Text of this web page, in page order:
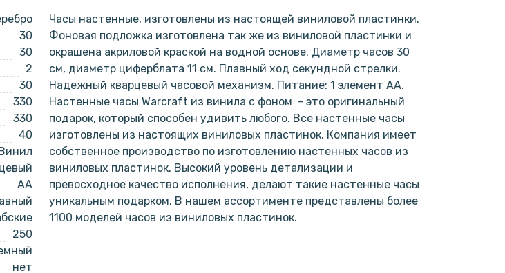
30
30
2
30
330
330
40
AA
250
нет
Часы настенные, изготовлены из настоящей виниловой пластинки.
Фоновая подложка изготовлена так же из виниловой пластинки и
окрашена акриловой краской на водной основе. Диаметр часов 30
см, диаметр циферблата 11 см. Плавный ход секундной стрелки.
Надежный кварцевый часовой механизм. Питание: 1 элемент АА.
Настенные часы Warcraft из винила с фоном - это оригинальный
подарок, который способен удивить любого. Все настенные часы
изготовлены из настоящих виниловых пластинок. Компания имеет
собственное производство по изготовлению настенных часов из
виниловых пластинок. Высокий уровень детализации и
превосходное качество исполнения, делают такие настенные часы
уникальным подарком. В нашем ассортименте представлены более
1100 моделей часов из виниловых пластинок.